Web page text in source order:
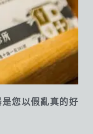
您以假亂真的好